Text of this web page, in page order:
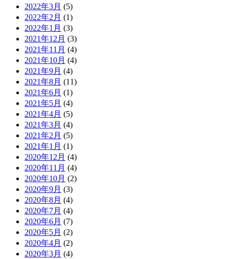
2022年3月 (5)
2022年2月 (1)
2022年1月 (3)
2021年12月 (3)
2021年11月 (4)
2021年10月 (4)
2021年9月 (4)
2021年8月 (11)
2021年6月 (1)
2021年5月 (4)
2021年4月 (5)
2021年3月 (4)
2021年2月 (5)
2021年1月 (1)
2020年12月 (4)
2020年11月 (4)
2020年10月 (2)
2020年9月 (3)
2020年8月 (4)
2020年7月 (4)
2020年6月 (7)
2020年5月 (2)
2020年4月 (2)
2020年3月 (4)